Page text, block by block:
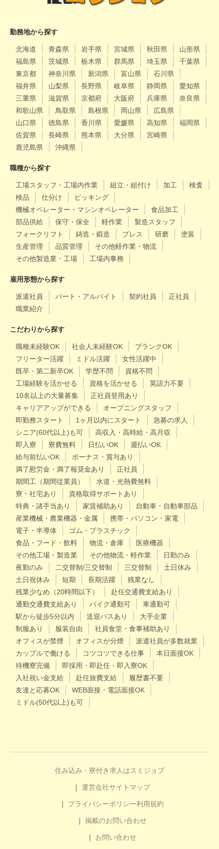
勤務地から探す
北海道 青森県 岩手県 宮城県 秋田県
山形県
福島県
茨城県 栃木県 群馬県 埼玉県
千葉県
東京都
神奈川県 新潟県 富山県
石川県
福井県
山梨県 長野県 岐阜県 静岡県
愛知県
三重県
滋賀県 京都府 大阪府 兵庫県
奈良県
和歌山県
鳥取県 島根県 岡山県
広島県
山口県
徳島県 香川県 愛媛県 高知県
福岡県
佐賀県
長崎県 熊本県 大分県
宮崎県
鹿児島県
沖縄県
職種から探す
工場スタッフ・工場内作業 組立・組付け 加工
検査
検品
仕分け
ピッキング
機械オペレーター・マシンオペレーター
食品加工
部品供給
保守・保全 軽作業
製造スタッフ
フォークリフト
鋳造・鍛造 プレス 研磨
塗装
生産管理
品質管理
その他軽作業・物流
その他製造業・工場
工場内事務
雇用形態から探す
派遣社員 パート・アルバイト 契約社員
正社員
職業紹介
こだわりから探す
職種未経験OK 社会人未経験OK
ブランクOK
フリーター活躍
ミドル活躍
女性活躍中
既卒・第二新卒OK
学歴不問
資格不問
工場経験を活かせる
資格を活かせる
英語力不要
10名以上の大量募集
正社員登用あり
キャリアアップができる
オープニングスタッフ
即勤務スタート
1ヶ月以内にスタート
急募の求人
シニア(60代以上)も可
高収入・高時給・高月収
即入寮
寮費無料 日払いOK
週払いOK
給与前払いOK
ボーナス・賞与あり
満了慰労金・満了報奨金あり
正社員
期間工（期間従業員）
水道・光熱費無料
寮・社宅あり
資格取得サポートあり
特典・諸手当あり
家賃補助あり
自動車・自動車部品
産業機械・農業機器・金属
携帯・パソコン・家電
電子・半導体
ゴム・プラスチック
食品・フード・飲料
物流・倉庫
医療機器
その他工場・製造業
その他物流・軽作業
日勤のみ
夜勤のみ
二交替制/三交替制 三交替制
土日休み
土日祝休み
短期 長期活躍
残業なし
残業少なめ（20時間以下）
赴任交通費支給あり
通勤交通費支給あり
バイク通勤可
車通勤可
駅から徒歩5分以内
送迎バスあり
大手企業
制服あり
服装自由
社員食堂・食事補助あり
オフィスが禁煙
オフィスが分煙
派遣社員が多数就業
カップルで働ける
コツコツできる仕事
本日面接OK
待機寮完備
即採用・即赴任・即入寮OK
入社祝い金支給
赴任旅費支給
履歴書不要
友達と応募OK
WEB面接・電話面接OK
ミドル(50代以上)も可
住み込み・寮付き求人はスミジョブ
運営会社サイトマップ
プライバシーポリシー利用規約
掲載のお問い合わせ
お問い合わせ